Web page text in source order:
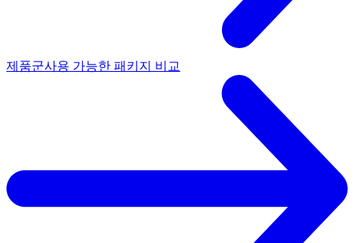
제품군사용 가능한 패키지 비교